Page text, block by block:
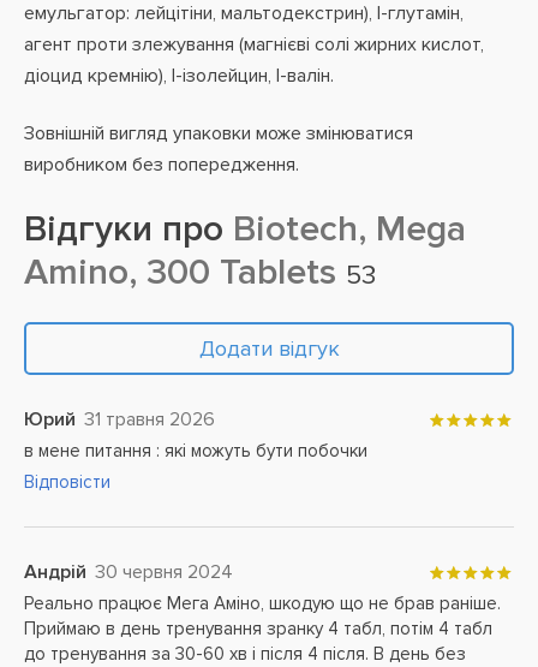
емульгатор: лейцітіни, мальтодекстрин), l-глутамін,
агент проти злежування (магнієві солі жирних кислот,
діоцид кремнію), l-ізолейцин, l-валін.
Зовнішній вигляд упаковки може змінюватися
виробником без попередження.
Відгуки про Biotech, Mega
Amino, 300 Tablets 53
Додати відгук
Юрий 31 травня 2026
в мене питання : які можуть бути побочки
Відповісти
Андрій 30 червня 2024
Реально працює Мега Аміно, шкодую що не брав раніше.
Приймаю в день тренування зранку 4 табл, потім 4 табл
до тренування за 30-60 хв і після 4 після. В день без